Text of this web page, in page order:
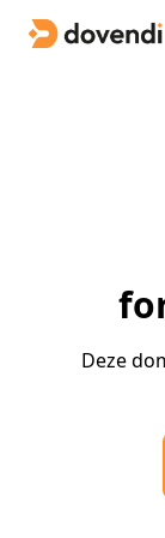
Deze